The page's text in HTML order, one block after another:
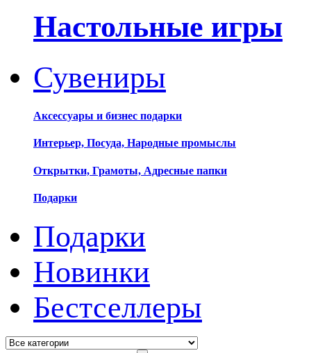
Настольные игры
Сувениры
Аксессуары и бизнес подарки
Интерьер, Посуда, Народные промыслы
Открытки, Грамоты, Адресные папки
Подарки
Подарки
Новинки
Бестселлеры